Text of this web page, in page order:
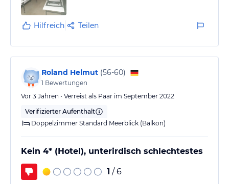
Hilfreich Teilen
Roland Helmut (56-60)
1 Bewertungen
Vor 3 Jahren • Verreist als Paar im September 2022
Verifizierter Aufenthalt
Doppelzimmer Standard Meerblick (Balkon)
Kein 4* (Hotel), unterirdisch schlechtestes
1 / 6